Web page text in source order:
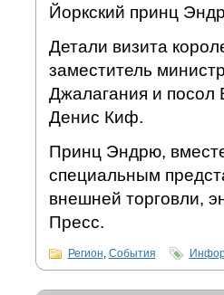
Йоркский принц
Детали визита
заместитель
Джалагания и посол
Денис Киф.
Принц Эндрю,
специальным
внешней торговли,
Пресс.
Регион, События